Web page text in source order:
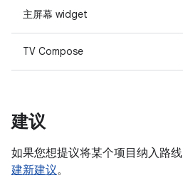
主屏幕 widget
TV Compose
建议
如果您想提议将某个项目纳入路
建新建议。